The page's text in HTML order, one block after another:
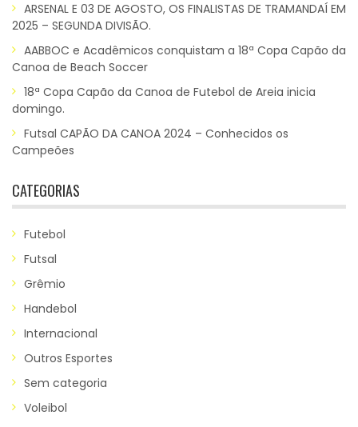
ARSENAL E 03 DE AGOSTO, OS FINALISTAS DE TRAMANDAÍ EM
2025 – SEGUNDA DIVISÃO.
AABBOC e Acadêmicos conquistam a 18ª Copa Capão da
Canoa de Beach Soccer
18ª Copa Capão da Canoa de Futebol de Areia inicia
domingo.
Futsal CAPÃO DA CANOA 2024 – Conhecidos os
Campeões
CATEGORIAS
Futebol
Futsal
Grêmio
Handebol
Internacional
Outros Esportes
Sem categoria
Voleibol